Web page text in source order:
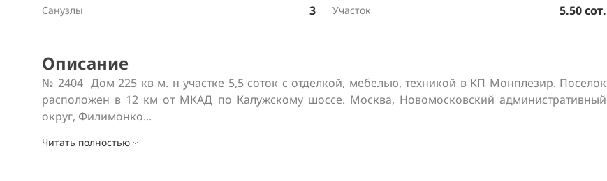
Санузлы 3 Участок 5.50 сот.
Описание
№ 2404  Дом 225 кв м. н участке 5,5 соток с отделкой, мебелью, техникой в КП Монплезир. Поселок
расположен в 12 км от МКАД по Калужскому шоссе. Москва, Новомосковский административный
округ, Филимонко...
Читать полностью